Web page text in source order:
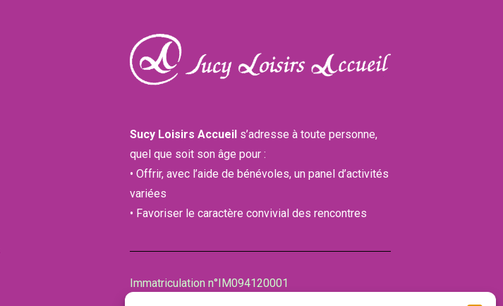
Sucy Loisirs Accueil s’adresse à toute personne,
quel que soit son âge pour :
• Offrir, avec l’aide de bénévoles, un panel d’activités
variées
• Favoriser le caractère convivial des rencontres
Immatriculation n°IM094120001